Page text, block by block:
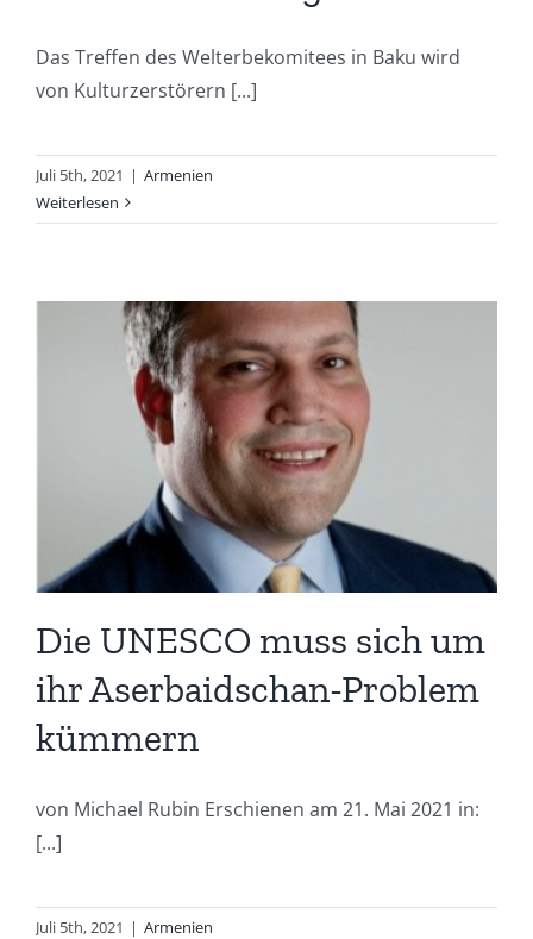
Das Treffen des Welterbekomitees in Baku wird
von Kulturzerstörern [...]
Juli 5th, 2021 | Armenien
Weiterlesen
Die UNESCO muss sich um
ihr Aserbaidschan-Problem
kümmern
von Michael Rubin Erschienen am 21. Mai 2021 in:
[...]
Juli 5th, 2021 | Armenien